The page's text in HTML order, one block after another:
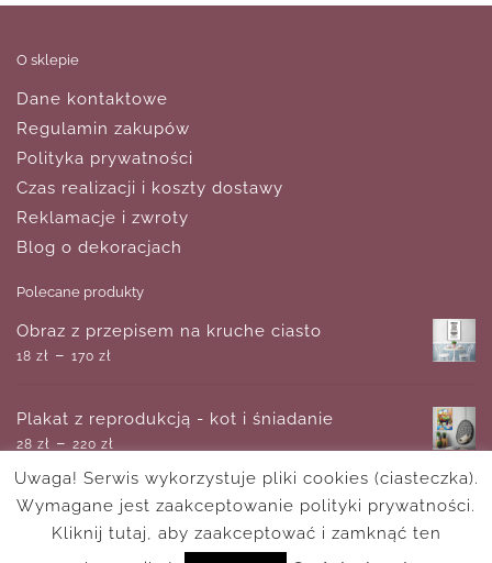
O sklepie
Dane kontaktowe
Regulamin zakupów
Polityka prywatności
Czas realizacji i koszty dostawy
Reklamacje i zwroty
Blog o dekoracjach
Polecane produkty
Obraz z przepisem na kruche ciasto
18 zł – 170 zł
Plakat z reprodukcją - kot i śniadanie
28 zł – 220 zł
Plakat z motywem tulipanów i piórek
– 170 zł
Uwaga! Serwis wykorzystuje pliki cookies (ciasteczka).
Wymagane jest zaakceptowanie polityki prywatności.
Kliknij tutaj, aby zaakceptować i zamknąć ten